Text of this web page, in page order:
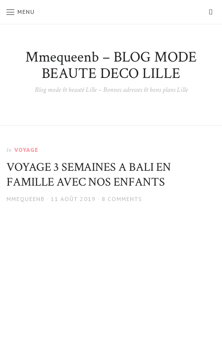
MENU
Mmequeenb – BLOG MODE
BEAUTE DECO LILLE
Blog mode & beauté Lille – Bonnes adresses & bons plans Lille
In VOYAGE
VOYAGE 3 SEMAINES A BALI EN
FAMILLE AVEC NOS ENFANTS
AUTHOR
MMEQUEENB
POSTED
11 AOÛT 2019 8 COMMENTS